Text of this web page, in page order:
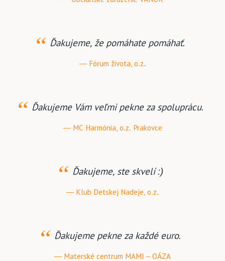
Ďakujeme, že pomáhate pomáhať.
Fórum života, o.z.
Ďakujeme Vám veľmi pekne za spoluprácu.
MC Harmónia, o.z. Prakovce
Ďakujeme, ste skvelí :)
Klub Detskej Nadeje, o.z.
Ďakujeme pekne za každé euro.
Materské centrum MAMI – OÁZA